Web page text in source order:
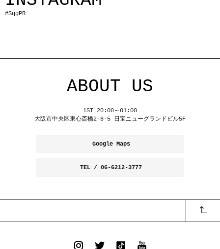
#SqgPR
ABOUT US
1ST 20:00～01:00
大阪市中央区東心斎橋2-8-5 日宝ニューグランドビル5F
Google Maps
TEL / 06-6212-3777